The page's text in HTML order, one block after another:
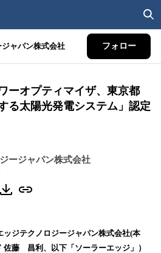
ャパン株式会社 フォロー
ーオプティマイザ、東京都
る太陽光発電システム」認定
ージャパン株式会社
ッジテクノロジージャパン株式会社(本
藤 昌利、以下「ソーラーエッジ」）